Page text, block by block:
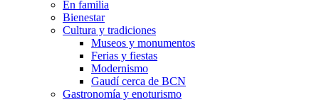
En familia
Bienestar
Cultura y tradiciones
Museos y monumentos
Ferias y fiestas
Modernismo
Gaudí cerca de BCN
Gastronomía y enoturismo